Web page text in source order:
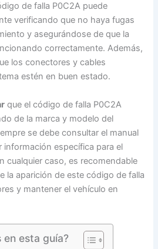
de falla P0C2A puede
verificando que no haya fugas
y asegurándose de que la
correctamente. Además,
los conectores y cables
estén en buen estado.
que el código de falla P0C2A
de la marca y modelo del
se debe consultar el manual
información específica para el
cualquier caso, es recomendable
la aparición de este código de falla
y mantener el vehículo en
en esta guía?